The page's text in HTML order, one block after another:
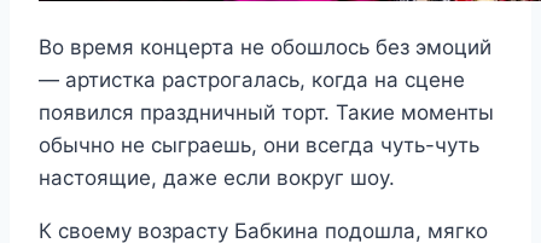
Во время концерта не обошлось без эмоций
— артистка растрогалась, когда на сцене
появился праздничный торт. Такие моменты
обычно не сыграешь, они всегда чуть-чуть
настоящие, даже если вокруг шоу.
К своему возрасту Бабкина подошла, мягко